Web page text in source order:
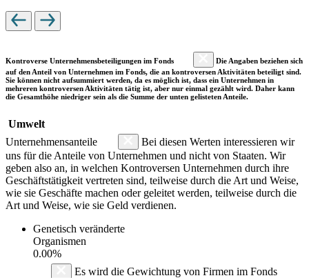
Kontroverse Unternehmensbeteiligungen im Fonds
Die Angaben beziehen sich
auf den Anteil von Unternehmen im Fonds, die an kontroversen Aktivitäten beteiligt sind.
Sie können nicht aufsummiert werden, da es möglich ist, dass ein Unternehmen in
mehreren kontroversen Aktivitäten tätig ist, aber nur einmal gezählt wird. Daher kann
die Gesamthöhe niedriger sein als die Summe der unten gelisteten Anteile.
Umwelt
Unternehmensanteile
Bei diesen Werten interessieren wir
uns für die Anteile von Unternehmen und nicht von Staaten. Wir
geben also an, in welchen Kontroversen Unternehmen durch ihre
Geschäftstätigkeit vertreten sind, teilweise durch die Art und Weise,
wie sie Geschäfte machen oder geleitet werden, teilweise durch die
Art und Weise, wie sie Geld verdienen.
Genetisch veränderte
Organismen
0.00%
Es wird die Gewichtung von Firmen im Fonds